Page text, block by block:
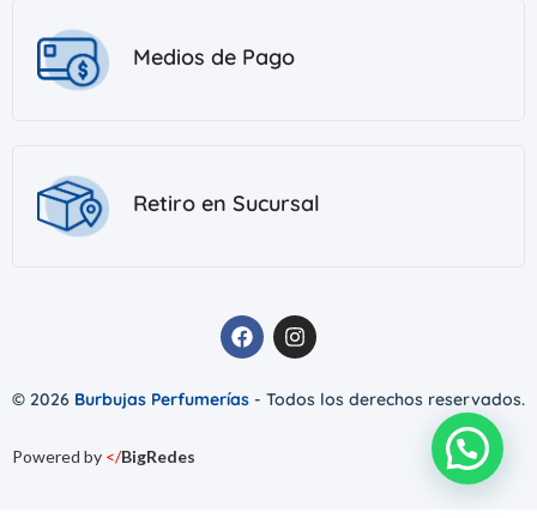
Medios de Pago
Retiro en Sucursal
© 2026 Burbujas Perfumerías - Todos los derechos reservados.
Powered by </BigRedes